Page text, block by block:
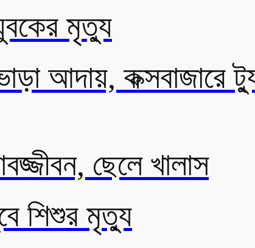
মৃত্যু
আদায়, কক্সবাজারে
ছেলে খালাস
শিশুর মৃত্যু